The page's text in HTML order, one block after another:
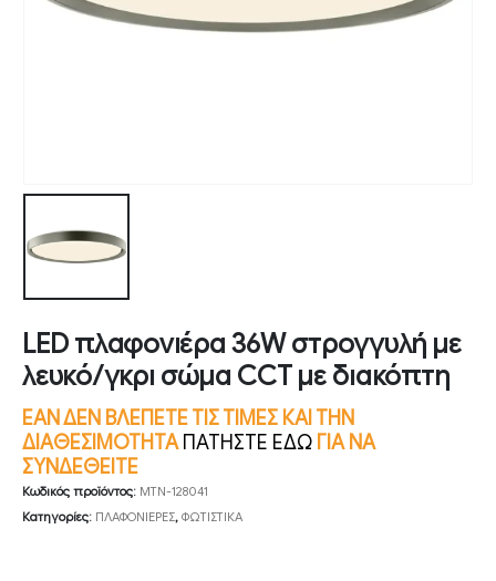
LED πλαφονιέρα 36W στρογγυλή με
λευκό/γκρι σώμα CCT με διακόπτη
ΕΑΝ ΔΕΝ ΒΛΕΠΕΤΕ ΤΙΣ ΤΙΜΕΣ ΚΑΙ ΤΗΝ
ΔΙΑΘΕΣΙΜΟΤΗΤΑ ΠΑΤΗΣΤΕ ΕΔΩ ΓΙΑ ΝΑ
ΣΥΝΔΕΘΕΙΤΕ
Κωδικός προϊόντος: MTN-128041
Κατηγορίες: ΠΛΑΦΟΝΙΕΡΕΣ, ΦΩΤΙΣΤΙΚΑ